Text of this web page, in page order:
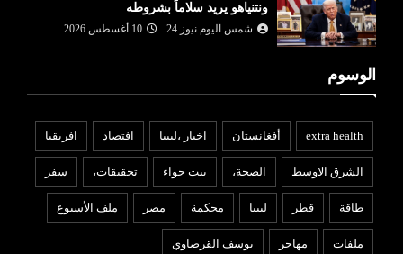
ونتنياهو يريد سلاماً بشروطه
شمس اليوم نيوز 24 10 أغسطس 2026
الوسوم
extra health أفغانستان اخبار ،ليبيا افتصاد افريقيا
الشرق الاوسط الصحة، بيت حواء تحقيقات، سفر
طاقة قطر ليبيا محكمة مصر ملف الأسبوع
ملفات مهاجر يوسف القرضاوي